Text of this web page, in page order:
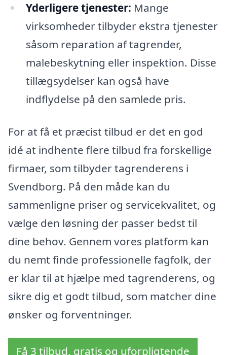
Yderligere tjenester: Mange
virksomheder tilbyder ekstra tjenester
såsom reparation af tagrender,
malebeskytning eller inspektion. Disse
tillægsydelser kan også have
indflydelse på den samlede pris.
For at få et præcist tilbud er det en god
idé at indhente flere tilbud fra forskellige
firmaer, som tilbyder tagrenderens i
Svendborg. På den måde kan du
sammenligne priser og servicekvalitet, og
vælge den løsning der passer bedst til
dine behov. Gennem vores platform kan
du nemt finde professionelle fagfolk, der
er klar til at hjælpe med tagrenderens, og
sikre dig et godt tilbud, som matcher dine
ønsker og forventninger.
Få 3 tilbud, gratis og uforpligtende